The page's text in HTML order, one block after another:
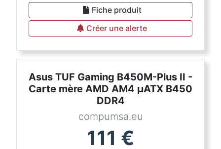
Fiche produit
Créer une alerte
Asus TUF Gaming B450M-Plus II -
Carte mère AMD AM4 µATX B450
DDR4
compumsa.eu
111 €